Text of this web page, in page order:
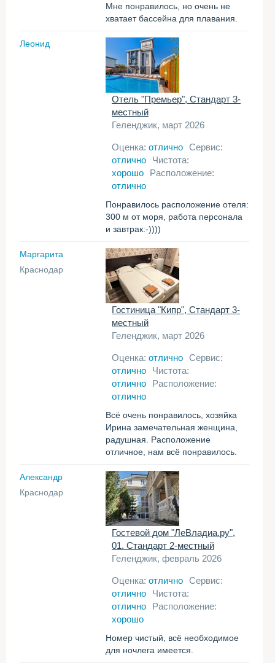
Мне понравилось, но очень не
хватает бассейна для плавания.
Леонид
Отель "Премьер", Стандарт 3-
местный
Геленджик, март 2026
Оценка: отлично Сервис:
отлично
Чистота:
хорошо
Расположение:
отлично
Понравилось расположение отеля:
300 м от моря, работа персонала
и завтрак:-))))
Маргарита
Краснодар
Гостиница "Кипр", Стандарт 3-
местный
Геленджик, март 2026
Оценка: отлично Сервис:
отлично
Чистота:
отлично
Расположение:
отлично
Всё очень понравилось, хозяйка
Ирина замечательная женщина,
радушная. Расположение
отличное, нам всё понравилось.
Александр
Краснодар
Гостевой дом "ЛеВладиа.ру",
01. Стандарт 2-местный
Геленджик, февраль 2026
Оценка: отлично Сервис:
отлично
Чистота:
отлично
Расположение:
хорошо
Номер чистый, всё необходимое
для ночлега имеется.